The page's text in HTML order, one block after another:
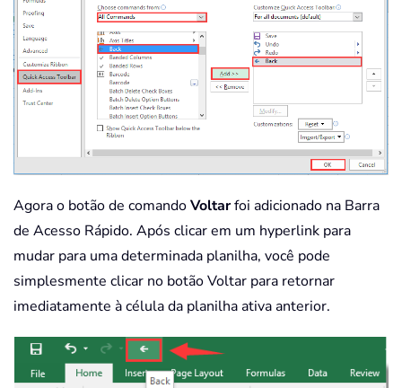
Agora o botão de comandoVoltarfoi adicionado na Barra
de Acesso Rápido. Após clicar em um hyperlink para
mudar para uma determinada planilha, você pode
simplesmente clicar no botão Voltar para retornar
imediatamente à célula da planilha ativa anterior.